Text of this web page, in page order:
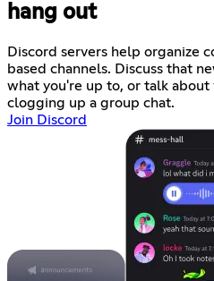
hang out
Discord servers help organize
based channels. Discuss that
what you're up to, or talk
clogging up a group chat.
Join Discord